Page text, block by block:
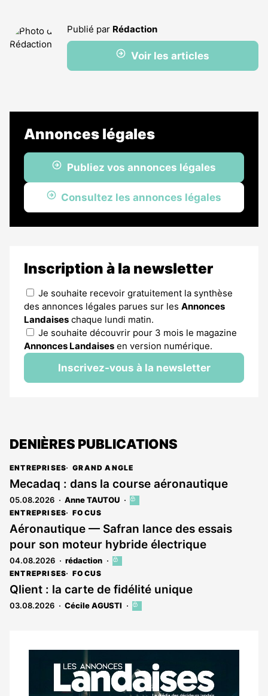
Publié par Rédaction
Voir les articles
Annonces légales
Publiez vos annonces légales
Consultez les annonces légales
Inscription à la newsletter
Je souhaite recevoir gratuitement la synthèse
des annonces légales parues sur les Annonces
Landaises chaque lundi matin.
Je souhaite découvrir pour 3 mois le magazine
Annonces Landaises en version numérique.
Inscrivez-vous à la newsletter
DENIÈRES PUBLICATIONS
ENTREPRISES GRAND ANGLE
Mecadaq : dans la course aéronautique
05.08.2026 Anne TAUTOU
Cet
réservé
aux
ENTREPRISES FOCUS
Aéronautique — Safran lance des essais
pour son moteur hybride électrique
04.08.2026 rédaction
Cet
est
réservé
aux
ENTREPRISES FOCUS
Qlient : la carte de fidélité unique
03.08.2026 Cécile AGUSTI
Cet
aux
abonnés
Notre
dernier